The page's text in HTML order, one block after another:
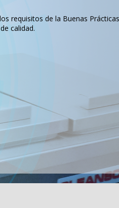
requisitos de la Buenas
calidad.